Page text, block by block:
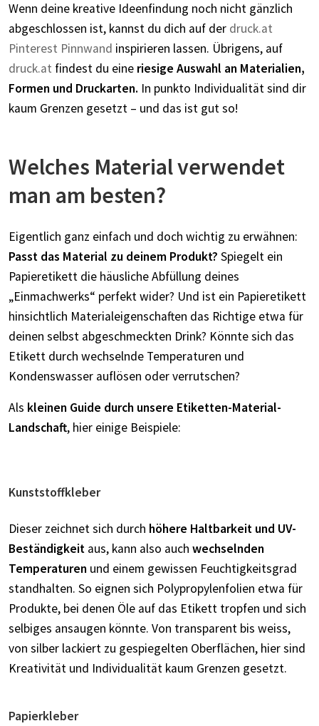
Wenn deine kreative Ideenfindung noch nicht gänzlich
abgeschlossen ist, kannst du dich auf der druck.at
Pinterest Pinnwand inspirieren lassen. Übrigens, auf
druck.at findest du eine riesige Auswahl an Materialien,
Formen und Druckarten. In punkto Individualität sind dir
kaum Grenzen gesetzt – und das ist gut so!
Welches Material verwendet
man am besten?
Eigentlich ganz einfach und doch wichtig zu erwähnen:
Passt das Material zu deinem Produkt? Spiegelt ein
Papieretikett die häusliche Abfüllung deines
„Einmachwerks“ perfekt wider? Und ist ein Papieretikett
hinsichtlich Materialeigenschaften das Richtige etwa für
deinen selbst abgeschmeckten Drink? Könnte sich das
Etikett durch wechselnde Temperaturen und
Kondenswasser auflösen oder verrutschen?
Als kleinen Guide durch unsere Etiketten-Material-
Landschaft, hier einige Beispiele:
Kunststoffkleber
Dieser zeichnet sich durch höhere Haltbarkeit und UV-
Beständigkeit aus, kann also auch wechselnden
Temperaturen und einem gewissen Feuchtigkeitsgrad
standhalten. So eignen sich Polypropylenfolien etwa für
Produkte, bei denen Öle auf das Etikett tropfen und sich
selbiges ansaugen könnte. Von transparent bis weiss,
von silber lackiert zu gespiegelten Oberflächen, hier sind
Kreativität und Individualität kaum Grenzen gesetzt.
Papierkleber